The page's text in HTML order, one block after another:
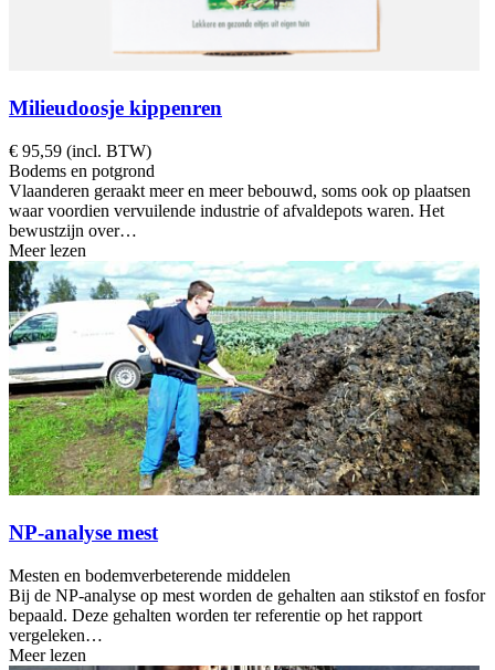
Milieudoosje kippenren
€ 95,59 (incl. BTW)
Bodems en potgrond
Vlaanderen geraakt meer en meer bebouwd, soms ook op plaatsen
waar voordien vervuilende industrie of afvaldepots waren. Het
bewustzijn over…
Meer lezen
NP-analyse mest
Mesten en bodemverbeterende middelen
Bij de NP-analyse op mest worden de gehalten aan stikstof en fosfor
bepaald. Deze gehalten worden ter referentie op het rapport
vergeleken…
Meer lezen